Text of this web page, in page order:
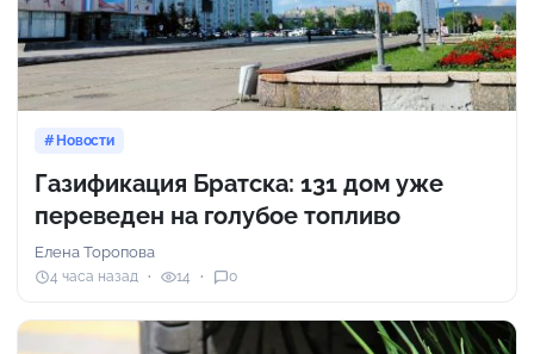
Новости
Газификация Братска: 131 дом уже
переведен на голубое топливо
Елена Торопова
4 часа назад 14 0